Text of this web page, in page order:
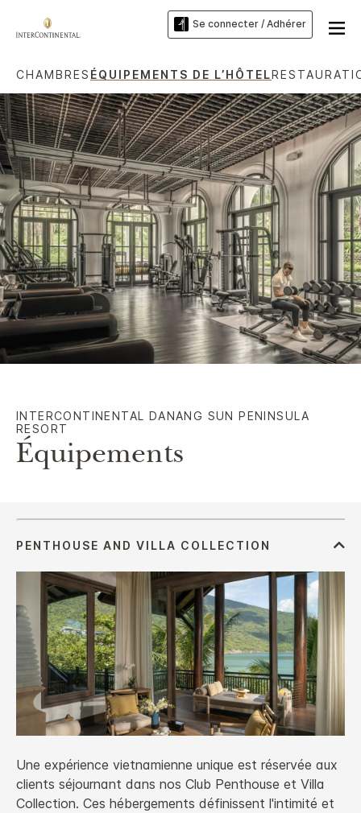
Se connecter / Adhérer
CHAMBRES ÉQUIPEMENTS DE L’HÔTEL
INTERCONTINENTAL DANANG SUN PENINSULA
RESORT
Équipements
Une expérience vietnamienne unique est réservée aux
clients séjournant dans nos Club Penthouse et Villa
Collection. Ces hébergements définissent l'intimité et